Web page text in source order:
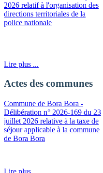
2026 relatif à l'organisation des
directions territoriales de la
police nationale
Lire plus ...
Actes des communes
Commune de Bora Bora -
Délibération n° 2026-169 du 23
juillet 2026 relative à la taxe de
séjour applicable à la commune
de Bora Bora